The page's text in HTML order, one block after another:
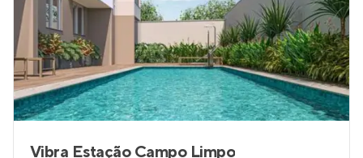
Vibra Estação Campo Limpo